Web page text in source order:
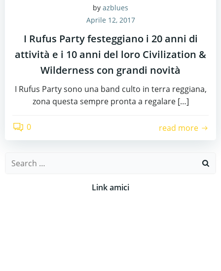
by azblues
Aprile 12, 2017
I Rufus Party festeggiano i 20 anni di
attività e i 10 anni del loro Civilization &
Wilderness con grandi novità
I Rufus Party sono una band culto in terra reggiana,
zona questa sempre pronta a regalare […]
0 read more
Search
Link amici